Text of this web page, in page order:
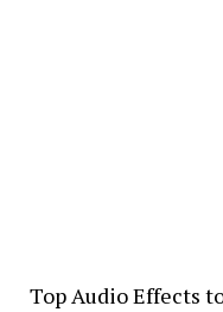
Top Audio Effects